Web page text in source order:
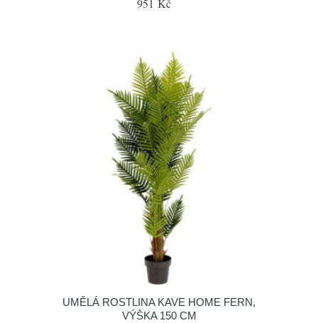
951 Kč
UMĚLÁ ROSTLINA KAVE HOME FERN,
VÝŠKA 150 CM